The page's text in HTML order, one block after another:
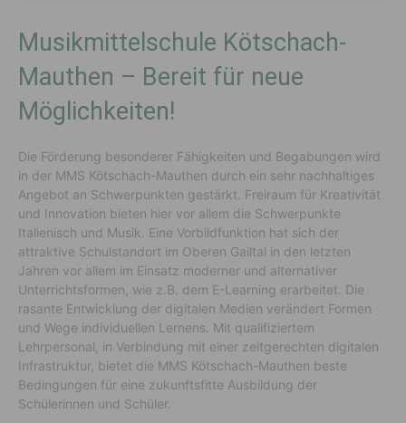
Musikmittelschule Kötschach-
Mauthen – Bereit für neue
Möglichkeiten!
Die Förderung besonderer Fähigkeiten und Begabungen wird
in der MMS Kötschach-Mauthen durch ein sehr nachhaltiges
Angebot an Schwerpunkten gestärkt. Freiraum für Kreativität
und Innovation bieten hier vor allem die Schwerpunkte
Italienisch und Musik. Eine Vorbildfunktion hat sich der
attraktive Schulstandort im Oberen Gailtal in den letzten
Jahren vor allem im Einsatz moderner und alternativer
Unterrichtsformen, wie z.B. dem E-Learning erarbeitet. Die
rasante Entwicklung der digitalen Medien verändert Formen
und Wege individuellen Lernens. Mit qualifiziertem
Lehrpersonal, in Verbindung mit einer zeitgerechten digitalen
Infrastruktur, bietet die MMS Kötschach-Mauthen beste
Bedingungen für eine zukunftsfitte Ausbildung der
Schülerinnen und Schüler.